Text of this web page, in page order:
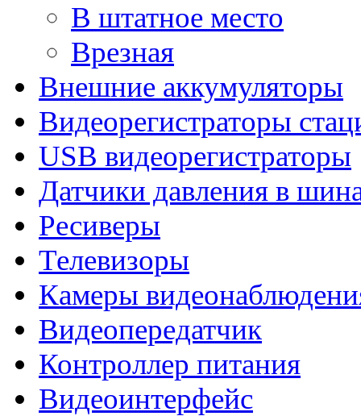
В штатное место
Врезная
Внешние аккумуляторы
Видеорегистраторы
USB видеорегистраторы
Датчики давления в
Ресиверы
Телевизоры
Камеры
Видеопередатчик
Контроллер питания
Видеоинтерфейс